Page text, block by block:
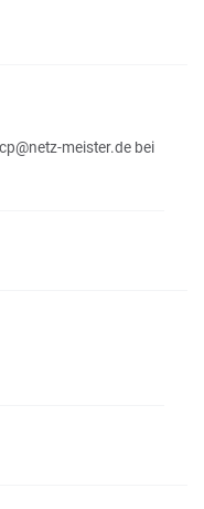
meister.de bei